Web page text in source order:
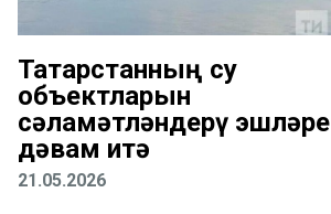
Татарстанның су
объектларын
сәламәтләндерү эшләре
дәвам итә
21.05.2026